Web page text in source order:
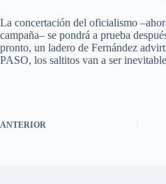
La concertación del oficialismo
campaña– se pondrá a prueba
pronto, un ladero de Fernández
PASO, los saltitos van a ser
ANTERIOR